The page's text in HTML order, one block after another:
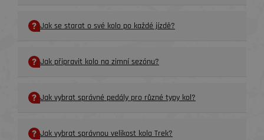
Jak se starat o své kolo po každé jízdě?
Jak připravit kolo na zimní sezónu?
Jak vybrat správné pedály pro různé typy kol?
Jak vybrat správnou velikost kola Trek?